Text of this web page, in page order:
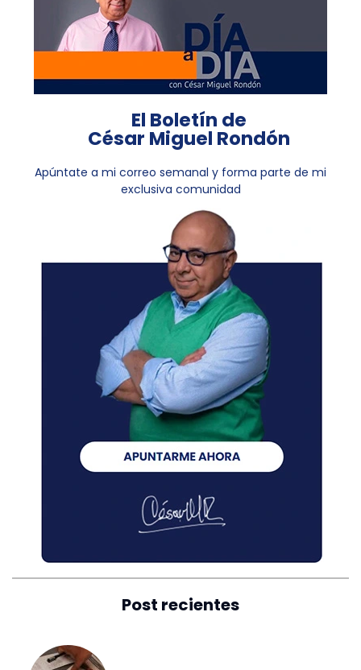
El Boletín de
César Miguel Rondón
Apúntate a mi correo semanal y forma parte de mi
exclusiva comunidad
Post recientes